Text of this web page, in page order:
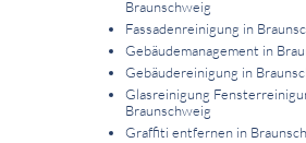
Braunschweig
Fassadenreinigung in
Gebäudemanagement in
Gebäudereinigung in
Glasreinigung
Braunschweig
Graffiti entfernen in